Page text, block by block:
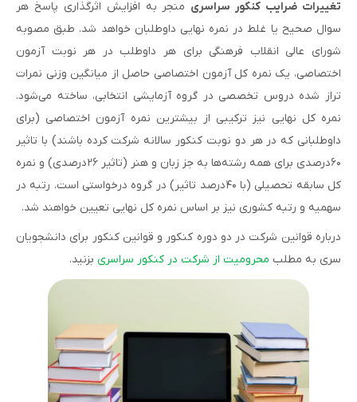
تغییرات ضرایب کنکور سراسری منجر به افزایش اثرگذاری پاسخ هر
سوال صحیح یا غلط در نمره نهایی داوطلبان خواهد شد. طبق مصوبه
شورای عالی انقلاب فرهنگی برای هر داوطلب در هر نوبت آزمون
اختصاصی، یک نمره کل آزمون اختصاصی حاصل از میانگین وزنی نمرات
تراز شده دروس تخصصی در گروه آزمایشی انتخابی، ساخته می‌شود.
نمره کل نهایی نیز ترکیبی از بیشترین نمره آزمون اختصاصی (برای
داوطلبانی که در هر دو نوبت کنکور سالانه شرکت کرده باشند) با تاثیر
۶۰درصدی برای همه رشته‌ها به جز زبان و هنر (تاثیر ۲۶درصدی) و نمره
کل سابقه تحصیلی (با ۴۰درصد تاثیر) در گروه درخواستی است. رتبه در
سهمیه و رتبه کشوری نیز بر اساس نمره کل نهایی تعیین خواهند شد.
درباره قوانین شرکت در دو دوره کنکور و قوانین کنکور برای دانشجویان
سری به مطلب محرومیت از شرکت در کنکور سراسری بزنید.